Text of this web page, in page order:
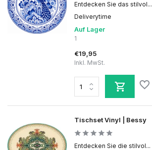
Entdecken Sie das stilvol...
Deliverytime
Auf Lager
1
€19,95
Inkl. MwSt.
Tischset Vinyl | Bessy
Entdecken Sie die stilvol...